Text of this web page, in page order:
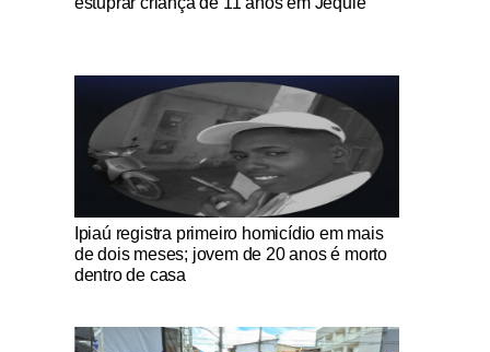
Notícias Católicas
Ipiaú registra primeiro homicídio em mais
de dois meses; jovem de 20 anos é morto
dentro de casa